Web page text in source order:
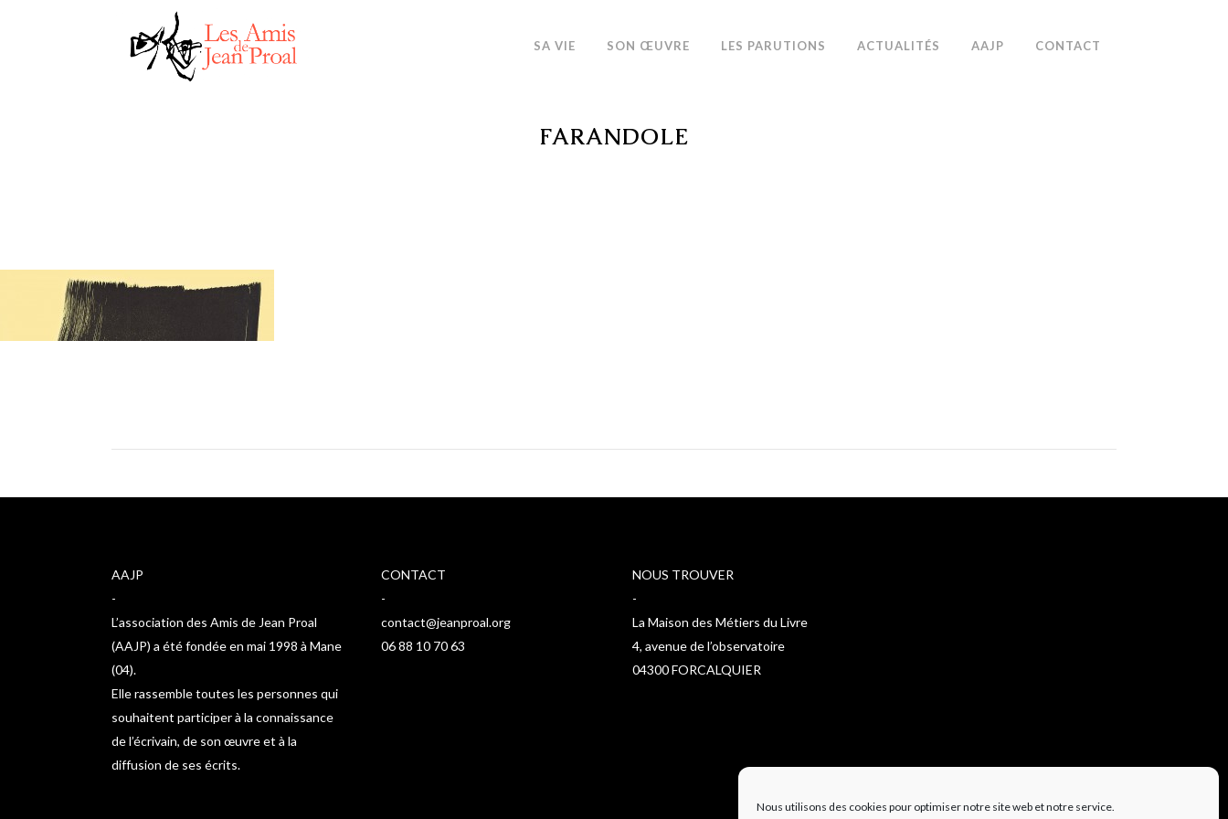
Nous utilisons des cookies pour optimiser notre site web et notre service.
SA VIE SON ŒUVRE LES PARUTIONS ACTUALITÉS AAJP CONTACT
FARANDOLE
AAJP
-
L’association des Amis de Jean Proal
(AAJP) a été fondée en mai 1998 à Mane
(04).
Elle rassemble toutes les personnes qui
souhaitent participer à la connaissance
de l’écrivain, de son œuvre et à la
diffusion de ses écrits.
CONTACT
-
contact@jeanproal.org
06 88 10 70 63
NOUS TROUVER
-
La Maison des Métiers du Livre
4, avenue de l’observatoire
04300 FORCALQUIER